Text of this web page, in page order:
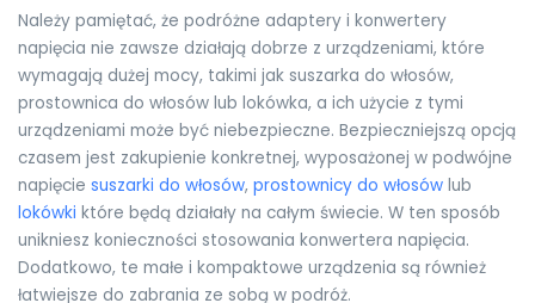
Należy pamiętać, że podróżne adaptery i konwertery
napięcia nie zawsze działają dobrze z urządzeniami, które
wymagają dużej mocy, takimi jak suszarka do włosów,
prostownica do włosów lub lokówka, a ich użycie z tymi
urządzeniami może być niebezpieczne. Bezpieczniejszą opcją
czasem jest zakupienie konkretnej, wyposażonej w podwójne
napięcie suszarki do włosów, prostownicy do włosów lub
lokówki które będą działały na całym świecie. W ten sposób
unikniesz konieczności stosowania konwertera napięcia.
Dodatkowo, te małe i kompaktowe urządzenia są również
łatwiejsze do zabrania ze sobą w podróż.